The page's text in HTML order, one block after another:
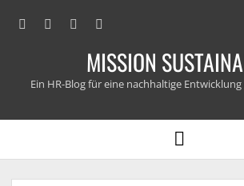
facebooklinkedin
email
MISSION
Ein HR-Blog für eine nachhaltige
open
menu